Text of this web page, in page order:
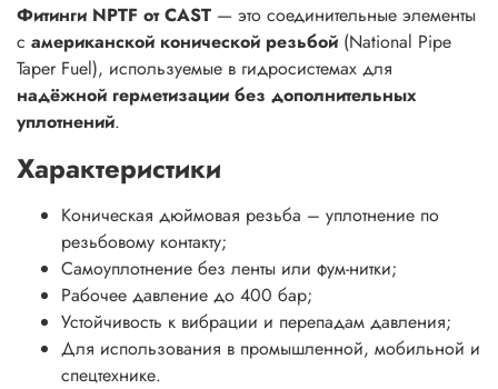
Фитинги NPTF от CAST — это соединительные элементы
с американской конической резьбой (National Pipe
Taper Fuel), используемые в гидросистемах для
надёжной герметизации без дополнительных
уплотнений.
Характеристики
Коническая дюймовая резьба – уплотнение по
резьбовому контакту;
Самоуплотнение без ленты или фум-нитки;
Рабочее давление до 400 бар;
Устойчивость к вибрации и перепадам давления;
Для использования в промышленной, мобильной и
спецтехнике.